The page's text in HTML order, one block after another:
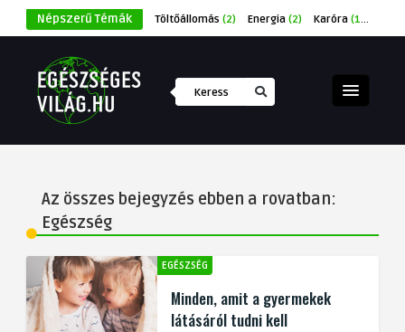
Népszerű Témák Töltőállomás (2) Energia (2) Karóra (1)
Az összes bejegyzés ebben a rovatban:
Egészség
EGÉSZSÉG
Minden, amit a gyermekek
látásáról tudni kell